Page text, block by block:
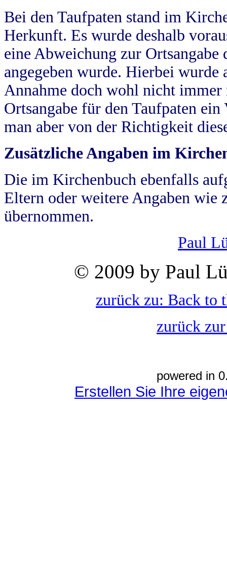
Bei den Taufpaten stand im
Herkunft. Es wurde deshalb
eine Abweichung zur
angegeben wurde. Hierbei wurde
Annahme doch wohl nicht
Ortsangabe für den Taufpaten
man aber von der Richtigkeit
Zusätzliche Angaben im
Die im Kirchenbuch ebenfalls
Eltern oder weitere Angaben wie
übernommen.
Paul
© 2009 by Paul
zurück zu: Back to
zurück
powered in
Erstellen Sie Ihre